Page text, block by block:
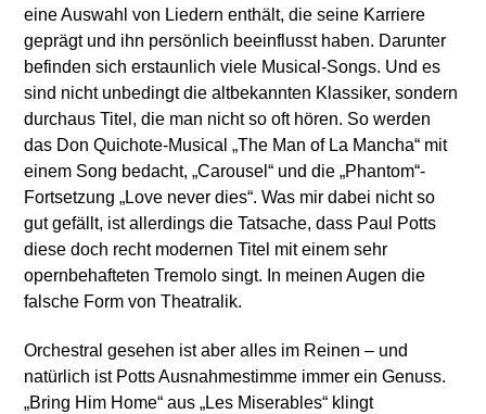
eine Auswahl von Liedern enthält, die seine Karriere
geprägt und ihn persönlich beeinflusst haben. Darunter
befinden sich erstaunlich viele Musical-Songs. Und es
sind nicht unbedingt die altbekannten Klassiker, sondern
durchaus Titel, die man nicht so oft hören. So werden
das Don Quichote-Musical „The Man of La Mancha“ mit
einem Song bedacht, „Carousel“ und die „Phantom“-
Fortsetzung „Love never dies“. Was mir dabei nicht so
gut gefällt, ist allerdings die Tatsache, dass Paul Potts
diese doch recht modernen Titel mit einem sehr
opernbehafteten Tremolo singt. In meinen Augen die
falsche Form von Theatralik.
Orchestral gesehen ist aber alles im Reinen – und
natürlich ist Potts Ausnahmestimme immer ein Genuss.
„Bring Him Home“ aus „Les Miserables“ klingt